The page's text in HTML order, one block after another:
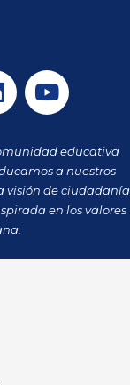
Y
o
t
u
b
e
educativa
a nuestros
visión de ciudadanía
en los valores